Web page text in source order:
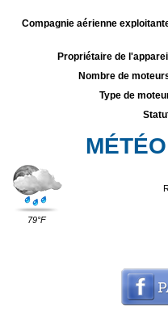
Compagnie aérienne
Propriétaire de
Nombre de
Type de
79°F